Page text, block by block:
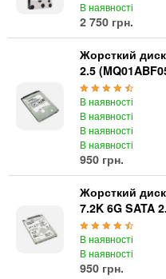
В наявності
2 750 грн.
Жорсткий
2.5
В наявності
В наявності
В наявності
В наявності
950 грн.
Жорсткий
7.2K 6G SATA
В наявності
В наявності
950 грн.